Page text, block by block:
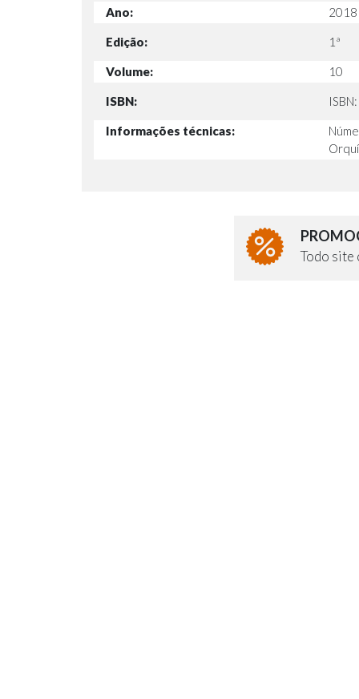
Ano: 2018
Edição: 1ª
Volume: 10
ISBN:
Informações técnicas:
Todo site